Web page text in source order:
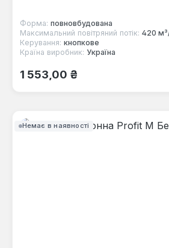
Форма: повновбудована
Максимальний повітряний потік: 420
Керування: кнопкове
Країна виробник: Україна
Звичайна ціна:
1 553,00 ₴
Немає в наявності